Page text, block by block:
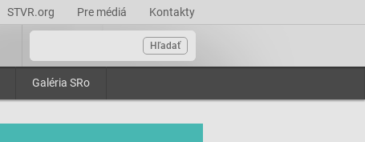
STVR.org Pre médiá Kontakty
Hľadať
Galéria SRo